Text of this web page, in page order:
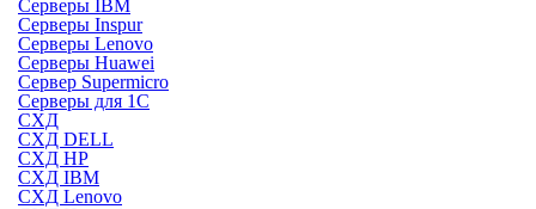
Серверы IBM
Серверы Inspur
Серверы Lenovo
Серверы Huawei
Сервер Supermicro
Серверы для 1C
СХД
СХД DELL
СХД HP
СХД IBM
СХД Lenovo